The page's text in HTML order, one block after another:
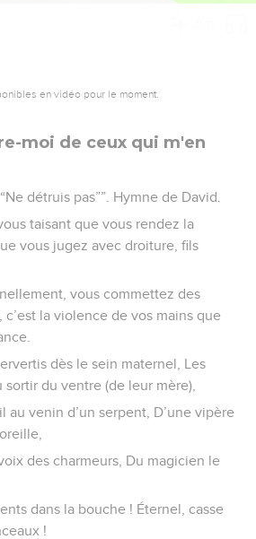
en vidéo pour le moment.
moi de ceux qui m'en
détruis pas””. Hymne de David.
taisant que vous rendez la
vous jugez avec droiture, fils
vous commettez des
c’est la violence de vos mains que
dès le sein maternel, Les
sortir du ventre (de leur mère),
au venin d’un serpent, D’une vipère
des charmeurs, Du magicien le
dans la bouche ! Éternel, casse
!